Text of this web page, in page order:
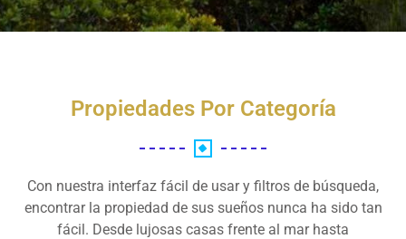
Propiedades Por Categoría
Con nuestra interfaz fácil de usar y filtros de búsqueda,
encontrar la propiedad de sus sueños nunca ha sido tan
fácil. Desde lujosas casas frente al mar hasta